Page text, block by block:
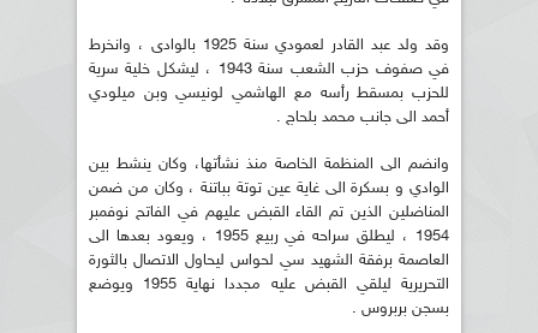
وقد ولد عبد القادر لعمودي سنة 1925 بالوادى ، وانخرط
في صفوف حزب الشعب سنة 1943 ، ليشكل خلية سرية
للحزب بمسقط رأسه مع الهاشمي لونيسي وبن ميلودي
أحمد الى جانب محمد بلحاج .
وانضم الى المنظمة الخاصة منذ نشأتها، وكان ينشط بين
الوادي و بسكرة الى غاية عين توتة بباتنة ، وكان من ضمن
المناضلين الذين تم القاء القبض عليهم في الفاتح نوفمبر
1954 ، ليطلق سراحه في ربيع 1955 ، ويعود بعدها الى
العاصمة برفقة الشهيد سي لحواس ليحاول الاتصال بالثورة
التحريرية ليلقي القبض عليه مجددا نهاية 1955 ويوضع
بسجن بربروس .